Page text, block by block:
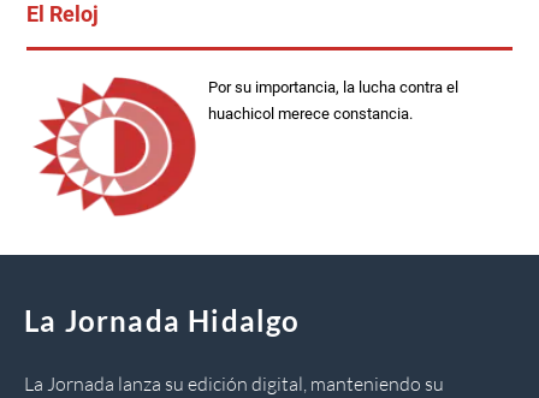
El Reloj
Por su importancia, la lucha contra el
huachicol merece constancia.
La Jornada Hidalgo
La Jornada lanza su edición digital, manteniendo su